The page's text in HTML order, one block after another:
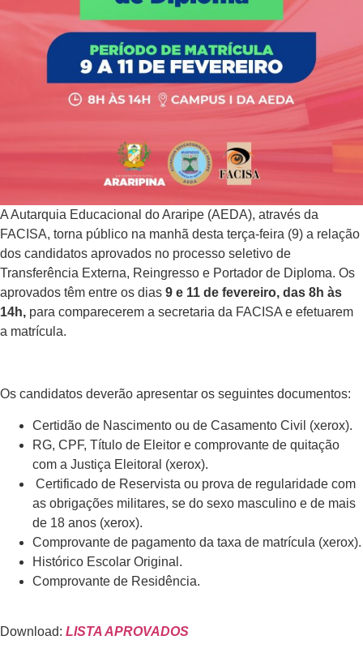
A Autarquia Educacional do Araripe (AEDA), através da
FACISA, torna público na manhã desta terça-feira (9) a relação
dos candidatos aprovados no processo seletivo de
Transferência Externa, Reingresso e Portador de Diploma. Os
aprovados têm entre os dias 9 e 11 de fevereiro, das 8h às
14h, para comparecerem a secretaria da FACISA e efetuarem
a matrícula.
Os candidatos deverão apresentar os seguintes documentos:
Certidão de Nascimento ou de Casamento Civil (xerox).
RG, CPF, Título de Eleitor e comprovante de quitação
com a Justiça Eleitoral (xerox).
Certificado de Reservista ou prova de regularidade com
as obrigações militares, se do sexo masculino e de mais
de 18 anos (xerox).
Comprovante de pagamento da taxa de matrícula (xerox).
Histórico Escolar Original.
Comprovante de Residência.
Download: LISTA APROVADOS